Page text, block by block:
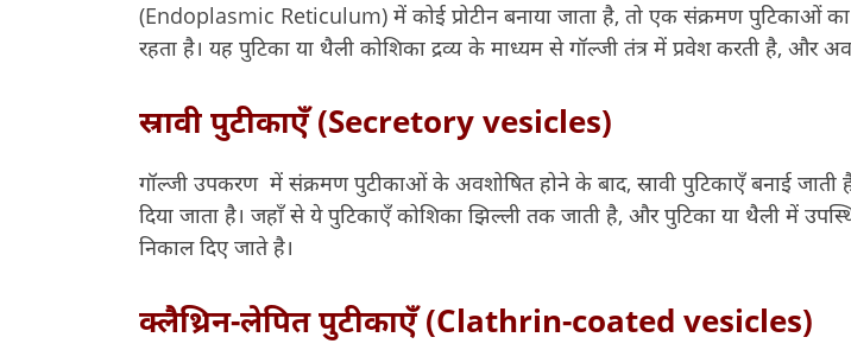
(Endoplasmic Reticulum) में कोई प्रोटीन बनाया जाता है, तो एक संक्रमण पुटिकाओं का
रहता है। यह पुटिका या थैली कोशिका द्रव्य के माध्यम से गॉल्जी तंत्र में प्रवेश करती है, और
स्रावी पुटीकाएँ (Secretory vesicles)
गॉल्जी उपकरण में संक्रमण पुटीकाओं के अवशोषित होने के बाद, स्रावी पुटिकाएँ बनाई जाती
दिया जाता है। जहाँ से ये पुटिकाएँ कोशिका झिल्ली तक जाती है, और पुटिका या थैली में
निकाल दिए जाते है।
क्लैथ्रिन-लेपित पुटीकाएँ (Clathrin-coated vesicles)